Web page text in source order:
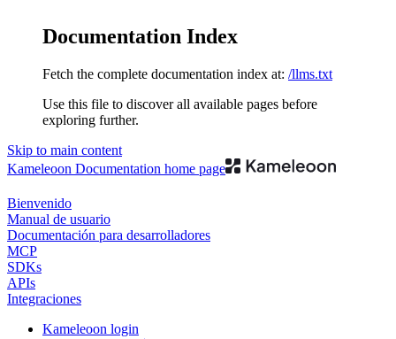
Documentation Index
Fetch the complete documentation index at: /llms.txt
Use this file to discover all available pages before
exploring further.
Skip to main content
Kameleoon Documentation home page
Bienvenido
Manual de usuario
Documentación para desarrolladores
MCP
SDKs
APIs
Integraciones
Kameleoon login